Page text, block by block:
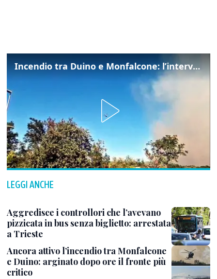
Incendio tra Duino e Monfalcone: l’intervento dei vigili del fuoco
LEGGI ANCHE
Aggredisce i controllori che l’avevano
pizzicata in bus senza biglietto: arrestata
a Trieste
Ancora attivo l’incendio tra Monfalcone
e Duino: arginato dopo ore il fronte più
critico